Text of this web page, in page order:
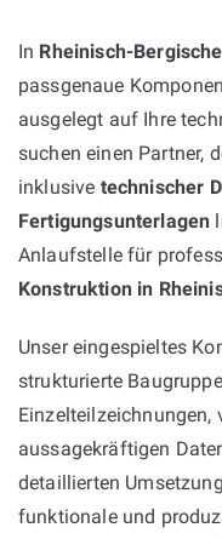
In Rheinisch-
passgenaue
ausgelegt auf Ihre
suchen einen Partner,
inklusive technischer
Fertigungsunterlagen
Anlaufstelle für
Konstruktion in
Unser eingespieltes
strukturierte
Einzelteilzeichnungen,
aussagekräftigen
detaillierten
funktionale und